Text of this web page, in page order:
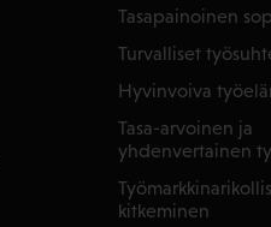
Tasapainoinen
Turvalliset
Hyvinvoiva
Tasa-arvoinen ja
yhdenvertainen
kitkeminen